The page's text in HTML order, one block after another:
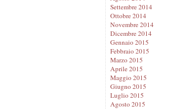
Settembre 2014
Ottobre 2014
Novembre 2014
Dicembre 2014
Gennaio 2015
Febbraio 2015
Marzo 2015
Aprile 2015
Maggio 2015
Giugno 2015
Luglio 2015
Agosto 2015